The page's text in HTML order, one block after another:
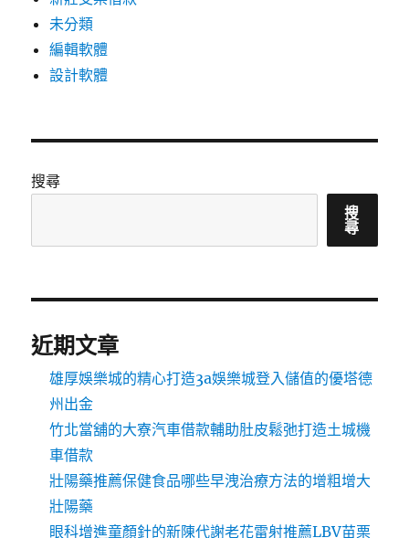
未分類
編輯軟體
設計軟體
搜尋
搜
尋
近期文章
雄厚娛樂城的精心打造3a娛樂城登入儲值的優塔德
州出金
竹北當舖的大寮汽車借款輔助肚皮鬆弛打造土城機
車借款
壯陽藥推薦保健食品哪些早洩治療方法的增粗增大
壯陽藥
眼科增進童顏針的新陳代謝老花雷射推薦LBV苗栗